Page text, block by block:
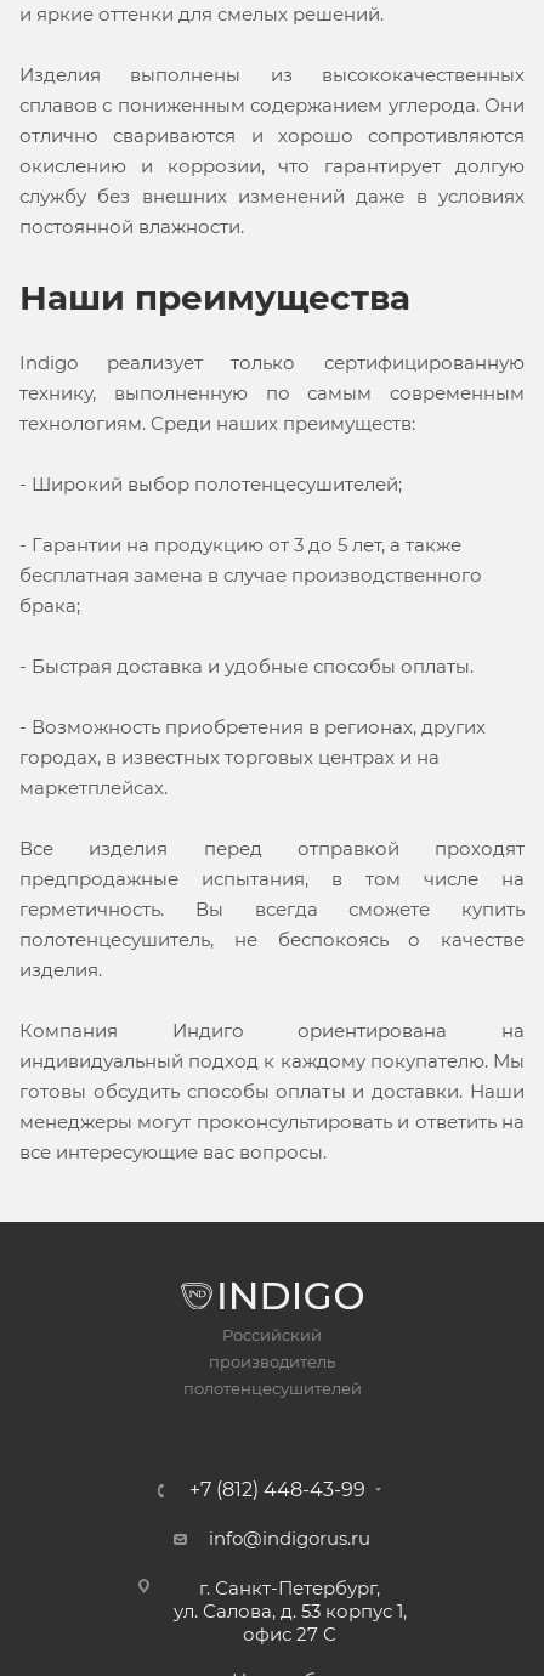
и яркие оттенки для смелых решений.
Изделия выполнены из высококачественных
сплавов с пониженным содержанием углерода. Они
отлично свариваются и хорошо сопротивляются
окислению и коррозии, что гарантирует долгую
службу без внешних изменений даже в условиях
постоянной влажности.
Наши преимущества
Indigo реализует только сертифицированную
технику, выполненную по самым современным
технологиям. Среди наших преимуществ:
- Широкий выбор полотенцесушителей;
- Гарантии на продукцию от 3 до 5 лет, а также
бесплатная замена в случае производственного
брака;
- Быстрая доставка и удобные способы оплаты.
- Возможность приобретения в регионах, других
городах, в известных торговых центрах и на
маркетплейсах.
Все изделия перед отправкой проходят
предпродажные испытания, в том числе на
герметичность. Вы всегда сможете купить
полотенцесушитель, не беспокоясь о качестве
изделия.
Компания Индиго ориентирована на
индивидуальный подход к каждому покупателю. Мы
готовы обсудить способы оплаты и доставки. Наши
менеджеры могут проконсультировать и ответить на
все интересующие вас вопросы.
Российский
производитель
полотенцесушителей
+7 (812) 448-43-99
info@indigorus.ru
г. Санкт-Петербург,
ул. Салова, д. 53 корпус 1,
офис 27 С